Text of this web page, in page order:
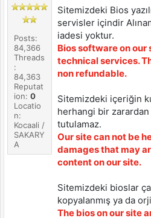
Posts:
84,366
Threads
:
84,363
Reputat
ion:0
Locatio
n:
Kocaali /
SAKARY
A
Sitemizdeki Bios
servisler içindir
iadesi yoktur.
Bios software on
technical services.
non refundable.
Sitemizdeki içeriğin
herhangi bir
tutulamaz.
Our site can not be
damages that may
content on our site.
Sitemizdeki bioslar
kopyalanmış ya da
The bios on our site